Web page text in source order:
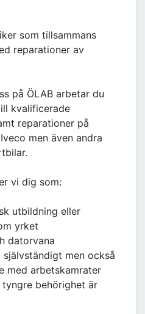
som tillsammans
reparationer av
på ÖLAB arbetar du
kvalificerade
reparationer på
men även andra
vi dig som:
utbildning eller
yrket
datorvana
men också
med arbetskamrater
behörighet är